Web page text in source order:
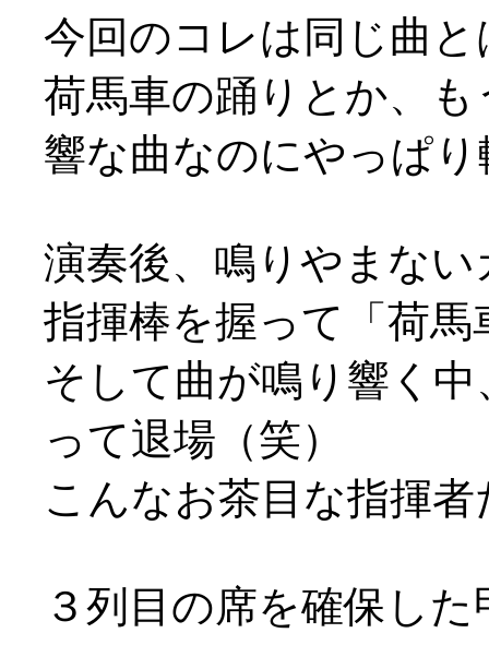
今回のコレは同じ曲
荷馬車の踊りとか、
響な曲なのにやっぱ
演奏後、鳴りやまな
指揮棒を握って「荷
そして曲が鳴り響く
って退場（笑）
こんなお茶目な指揮
３列目の席を確保し